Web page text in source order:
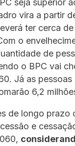
seja superior
vira a partir
ter cerca
o
de
o BPC vai
Já as
6,2
de longo prazo
e